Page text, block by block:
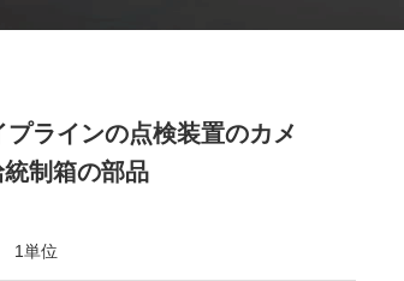
ラインの点検装置のカメ
制箱の部品
1単位